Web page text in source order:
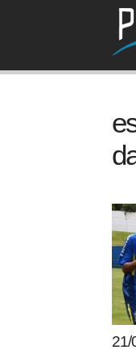
21/